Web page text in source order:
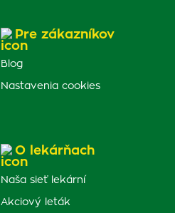
Pre zákazníkov
Blog
Nastavenia cookies
O lekárňach
Naša sieť lekární
Akciový leták